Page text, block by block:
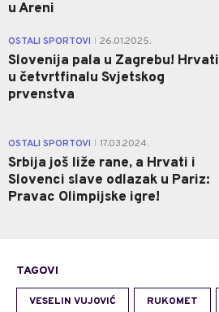
u Areni
OSTALI SPORTOVI 26.01.2025.
Slovenija pala u Zagrebu! Hrvati
u četvrtfinalu Svjetskog
prvenstva
OSTALI SPORTOVI 17.03.2024.
Srbija još liže rane, a Hrvati i
Slovenci slave odlazak u Pariz:
Pravac Olimpijske igre!
TAGOVI
VESELIN VUJOVIĆ RUKOMET